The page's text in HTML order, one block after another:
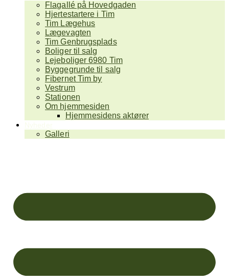
Flagallé på Hovedgaden
Hjertestartere i Tim
Tim Lægehus
Lægevagten
Tim Genbrugsplads
Boliger til salg
Lejeboliger 6980 Tim
Byggegrunde til salg
Fibernet Tim by
Vestrum
Stationen
Om hjemmesiden
Hjemmesidens aktører
Galleri